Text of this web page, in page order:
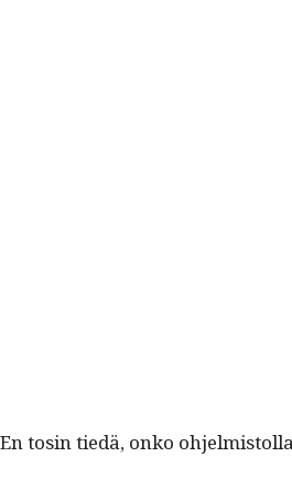
tosin tiedä, onko